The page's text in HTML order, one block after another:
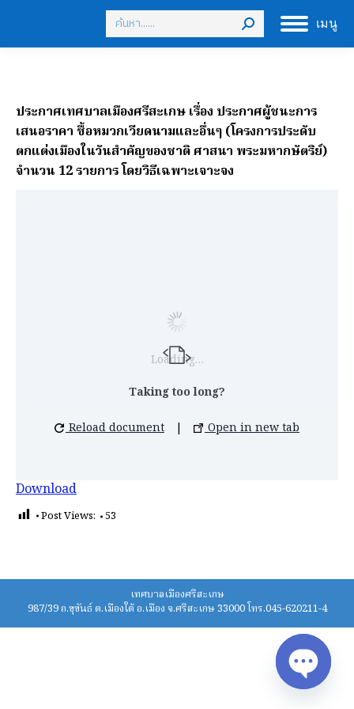
เมนู
Search:
ประกาศเทศบาลเมืองศรีสะเกษ เรื่อง ประกาศผู้ชนะการ
เสนอราคา ซื้อหมวกเวียดนามและอื่นๆ (โครงการประดับ
ตกแต่งเมืองในวันสำคัญของชาติ ศาสนา พระมหากษัตริย์)
จำนวน 12 รายการ โดยวิธีเฉพาะเจาะจง
Loading…
Taking too long?
Reload document | Open in new tab
Download
Post Views: 53
เทศบาลเมืองศรีสะเกษ
987/39 ถ.ขุขันธ์ ต.เมืองใต้ อ.เมือง จ.ศรีสะเกษ 33000 โทร.045-620211-4